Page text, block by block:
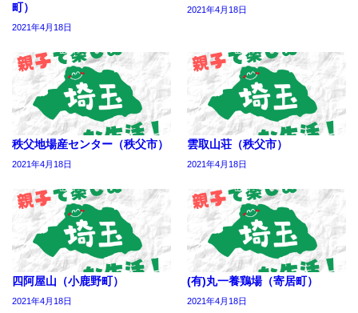
町）
2021年4月18日
2021年4月18日
秩父地場産センター（秩父市）
2021年4月18日
雲取山荘（秩父市）
2021年4月18日
四阿屋山（小鹿野町）
2021年4月18日
(有)丸一養鶏場（寄居町）
2021年4月18日